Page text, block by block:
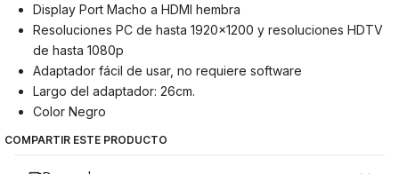
Display Port Macho a HDMI hembra
Resoluciones PC de hasta 1920×1200 y resoluciones HDTV
de hasta 1080p
Adaptador fácil de usar, no requiere software
Largo del adaptador: 26cm.
Color Negro
COMPARTIR ESTE PRODUCTO